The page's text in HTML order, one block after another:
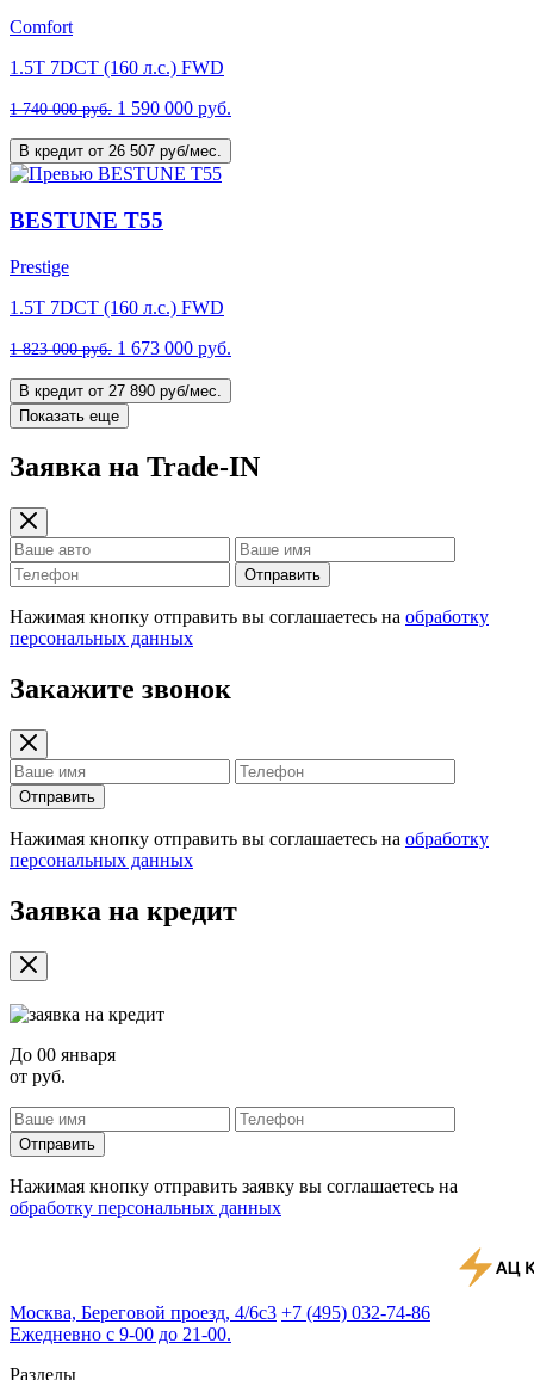
Comfort
1.5T 7DCT (160 л.с.) FWD
1 740 000 руб. 1 590 000 руб.
В кредит от 26 507 руб/мес.
BESTUNE T55
Prestige
1.5T 7DCT (160 л.с.) FWD
1 823 000 руб. 1 673 000 руб.
В кредит от 27 890 руб/мес.
Показать еще
Заявка на Trade-IN
Отправить
Нажимая кнопку отправить вы соглашаетесь на обработку
персональных данных
Закажите звонок
Отправить
Нажимая кнопку отправить вы соглашаетесь на обработку
персональных данных
Заявка на кредит
До 00 января
от руб.
Отправить
Нажимая кнопку отправить заявку вы соглашаетесь на
обработку персональных данных
Москва, Береговой проезд, 4/6с3 +7 (495) 032-74-86
Ежедневно с 9-00 до 21-00.
Разделы